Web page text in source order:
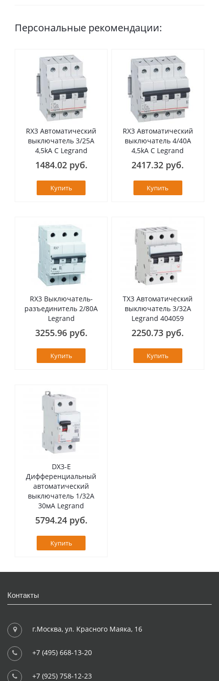
Персональные рекомендации:
RX3 Автоматический
выключатель 3/25А
4,5kA C Legrand
1484.02 руб.
Купить
RX3 Автоматический
выключатель 4/40А
4,5kA C Legrand
2417.32 руб.
Купить
RX3 Выключатель-
разъединитель 2/80А
Legrand
3255.96 руб.
Купить
TX3 Автоматический
выключатель 3/32А
Legrand 404059
2250.73 руб.
Купить
DX3-E
Дифференциальный
автоматический
выключатель 1/32А
30мА Legrand
5794.24 руб.
Купить
Контакты
г.Москва, ул. Красного Маяка, 16
+7 (495) 668-13-20
+7 (925) 758-12-23